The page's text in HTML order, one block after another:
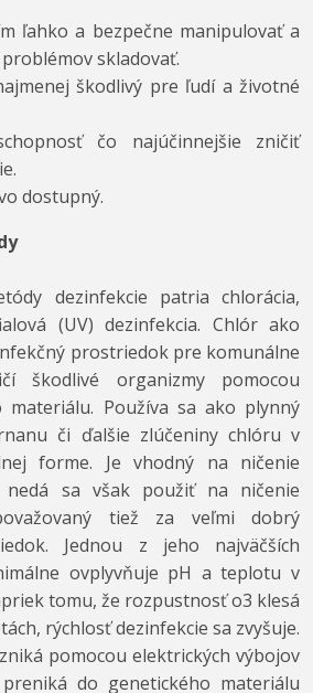
ľahko a bezpečne manipulovať a
skladovať.
škodlivý pre ľudí a životné
čo najúčinnejšie zničiť
dostupný.
dezinfekcie patria chlorácia,
(UV) dezinfekcia. Chlór ako
prostriedok pre komunálne
škodlivé organizmy pomocou
materiálu. Používa sa ako plynný
či ďalšie zlúčeniny chlóru v
forme. Je vhodný na ničenie
sa však použiť na ničenie
tiež za veľmi dobrý
Jednou z jeho najväčších
ovplyvňuje pH a teplotu v
tomu, že rozpustnosť o3 klesá
rýchlosť dezinfekcie sa zvyšuje.
pomocou elektrických výbojov
do genetického materiálu